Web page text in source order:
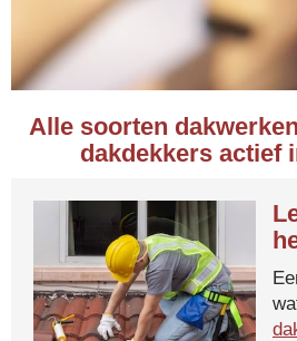
Alle soorten
dakdekkers actief